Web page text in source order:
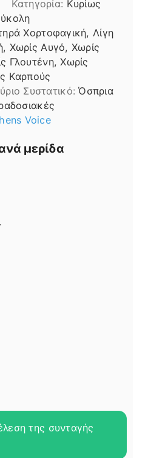
Κατηγορία: Κυρίως
Χορτοφαγική, Λίγη
Χωρίς Αυγό, Χωρίς
Γλουτένη, Χωρίς
Καρπούς
Συστατικό:Όσπρια
Voice
μερίδα
της συνταγής